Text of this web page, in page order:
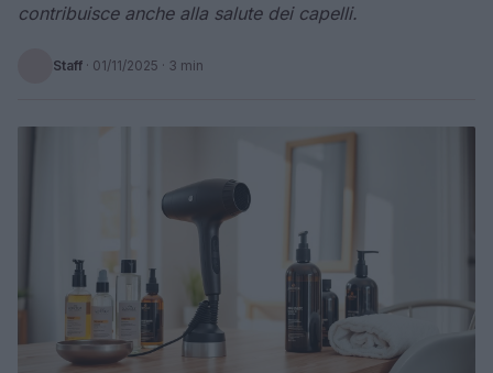
contribuisce anche alla salute dei capelli.
Staff · 01/11/2025 · 3 min